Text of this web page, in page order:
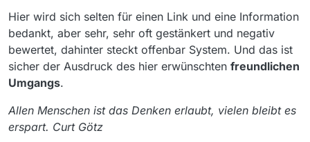
Hier wird sich selten für einen Link und eine Information
bedankt, aber sehr, sehr oft gestänkert und negativ
bewertet, dahinter steckt offenbar System. Und das ist
sicher der Ausdruck des hier erwünschten freundlichen
Umgangs.
Allen Menschen ist das Denken erlaubt, vielen bleibt es
erspart. Curt Götz